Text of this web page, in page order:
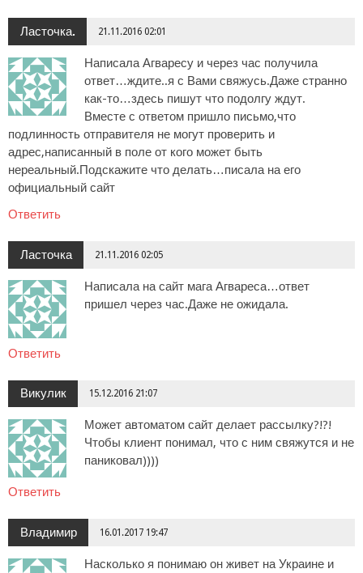
Ласточка. 21.11.2016 02:01
Написала Агваресу и через час получила
ответ…ждите..я с Вами свяжусь.Даже странно
как-то…здесь пишут что подолгу ждут.
Вместе с ответом пришло письмо,что
подлинность отправителя не могут проверить и
адрес,написанный в поле от кого может быть
нереальный.Подскажите что делать…писала на его
официальный сайт
Ответить
Ласточка 21.11.2016 02:05
Написала на сайт мага Агвареса…ответ
пришел через час.Даже не ожидала.
Ответить
Викулик 15.12.2016 21:07
Может автоматом сайт делает рассылку?!?!
Чтобы клиент понимал, что с ним свяжутся и не
паниковал))))
Ответить
Владимир 16.01.2017 19:47
Насколько я понимаю он живет на Украине и